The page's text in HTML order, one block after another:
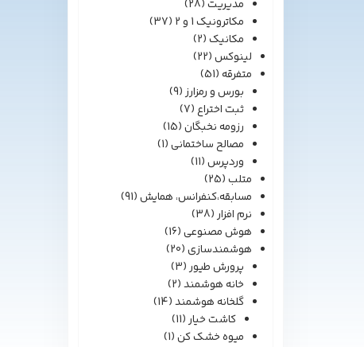
مدیریت(28)
مکاترونیک 1 و 2
(37)
مکانیک(2)
لینوکس(22)
متفرقه(51)
بورس و رمزارز(9)
ثبت اختراع(7)
رزومه نخبگان(15)
مصالح ساختمانی(1)
وردپرس(11)
متلب(25)
مسابقه،کنفرانس، همایش(91)
نرم افزار(38)
هوش مصنوعی(16)
هوشمندسازی(20)
پرورش طیور(3)
خانه هوشمند(2)
گلخانه هوشمند(14)
کاشت خیار(11)
میوه خشک کن(1)